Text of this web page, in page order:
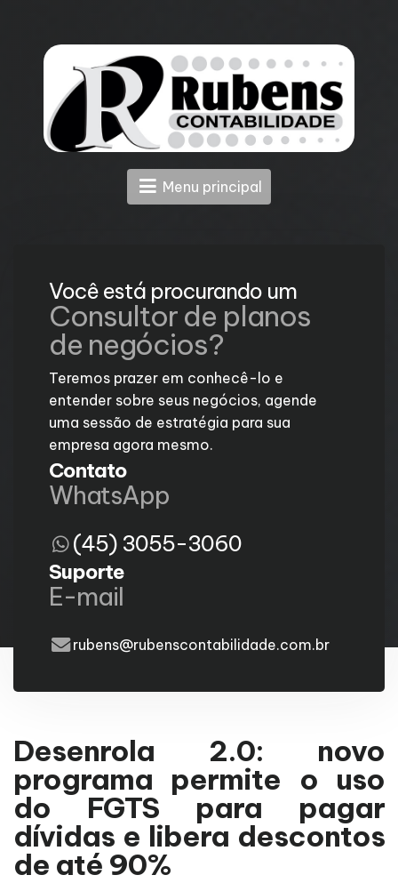
Menu principal
Você está procurando um
Consultor de planos
de negócios?
Teremos prazer em conhecê-lo e
entender sobre seus negócios, agende
uma sessão de estratégia para sua
empresa agora mesmo.
Contato
WhatsApp
(45) 3055-3060
Suporte
E-mail
rubens@rubenscontabilidade.com.br
Desenrola 2.0: novo
programa permite o uso
do FGTS para pagar
dívidas e libera descontos
de até 90%